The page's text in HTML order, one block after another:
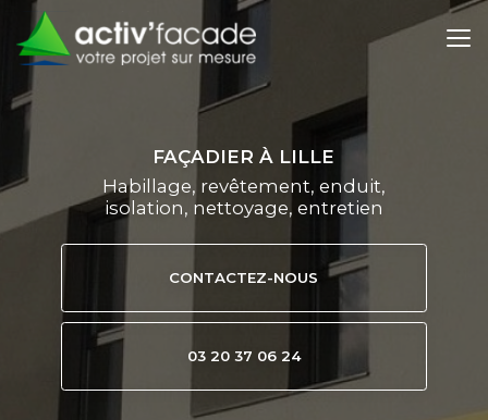
contenu
principal
FAÇADIER À LILLE
Habillage, revêtement, enduit,
isolation, nettoyage, entretien
CONTACTEZ-NOUS
03 20 37 06 24